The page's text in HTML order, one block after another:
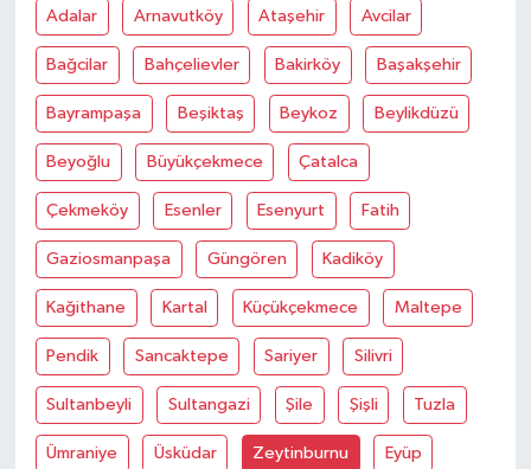
Adalar Arnavutköy Ataşehir Avcilar
Bağcilar Bahçelievler Bakirköy Başakşehir
Bayrampaşa Beşiktaş Beykoz Beylikdüzü
Beyoğlu Büyükçekmece Çatalca
Çekmeköy Esenler Esenyurt Fatih
Gaziosmanpaşa Güngören Kadiköy
Kağithane Kartal Küçükçekmece Maltepe
Pendik Sancaktepe Sariyer Silivri
Sultanbeyli Sultangazi Şile Şişli Tuzla
Ümraniye Üsküdar Zeytinburnu Eyüp